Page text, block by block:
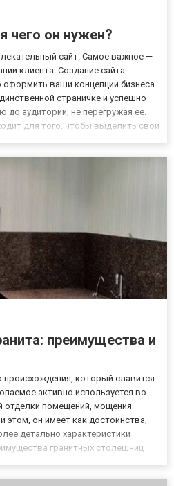
чего он нужен?
сайт. Самое важное —
клиента. Создание сайта-
оформить ваши концепции бизнеса
страничке и успешно
аудитории, не перегружая ее.
для того, чтобы выделить свой
преимущества и
происхождения, который славится
активно используется во
отделки помещений, мощения
этом, он имеет как достоинства,
детально характеристики
гранитных столешниц